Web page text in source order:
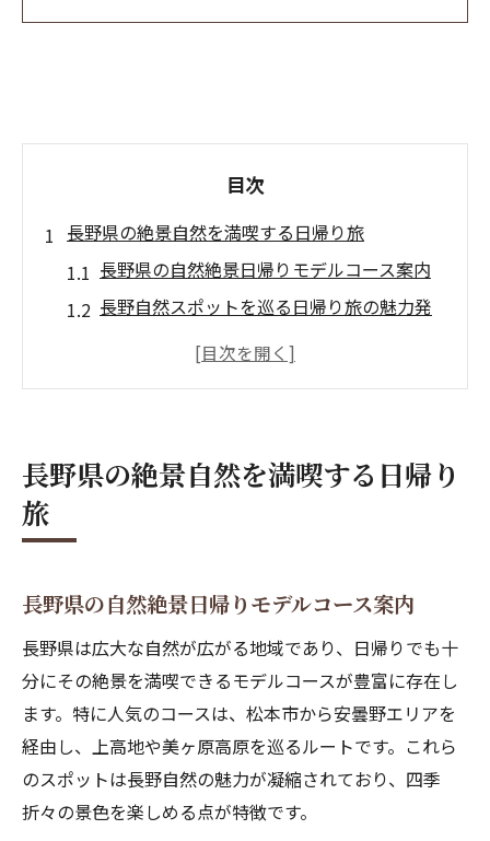
目次
長野県の絶景自然を満喫する日帰り旅
長野県の自然絶景日帰りモデルコース案内
長野自然スポットを巡る日帰り旅の魅力発
日帰りで楽しむ長野県の自然の魅力
長野自然スポットで感じる四季の変化を体
長野県の自然穴場で癒やされる日帰り旅行
術
長野自然日帰り旅で知る絶景ポイントまと
め
長野自然絶景の新発見とデートにも最適な
長野県の絶景自然を満喫する日帰り
旅
長野県の自然絶景日帰りモデルコース案内
長野県は広大な自然が広がる地域であり、日帰りでも十
分にその絶景を満喫できるモデルコースが豊富に存在し
ます。特に人気のコースは、松本市から安曇野エリアを
経由し、上高地や美ヶ原高原を巡るルートです。これら
のスポットは長野自然の魅力が凝縮されており、四季
折々の景色を楽しめる点が特徴です。